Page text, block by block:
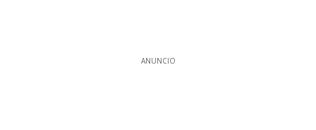
ANUNCIO